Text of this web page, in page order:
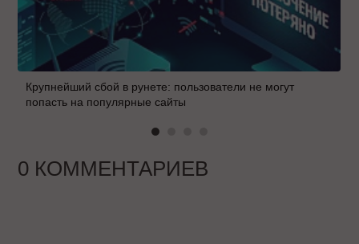
Крупнейший сбой в рунете: пользователи не могут
попасть на популярные сайты
0 КОММЕНТАРИЕВ